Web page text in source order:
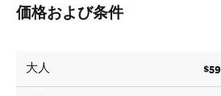
価格および条件
大人